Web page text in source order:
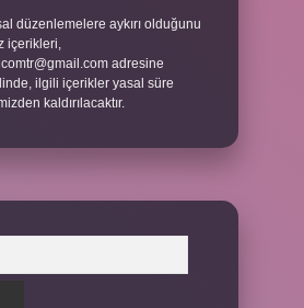
düzenlemelere aykırı olduğunu
içerikleri,
adresine
ilgili içerikler yasal süre
kaldırılacaktır.